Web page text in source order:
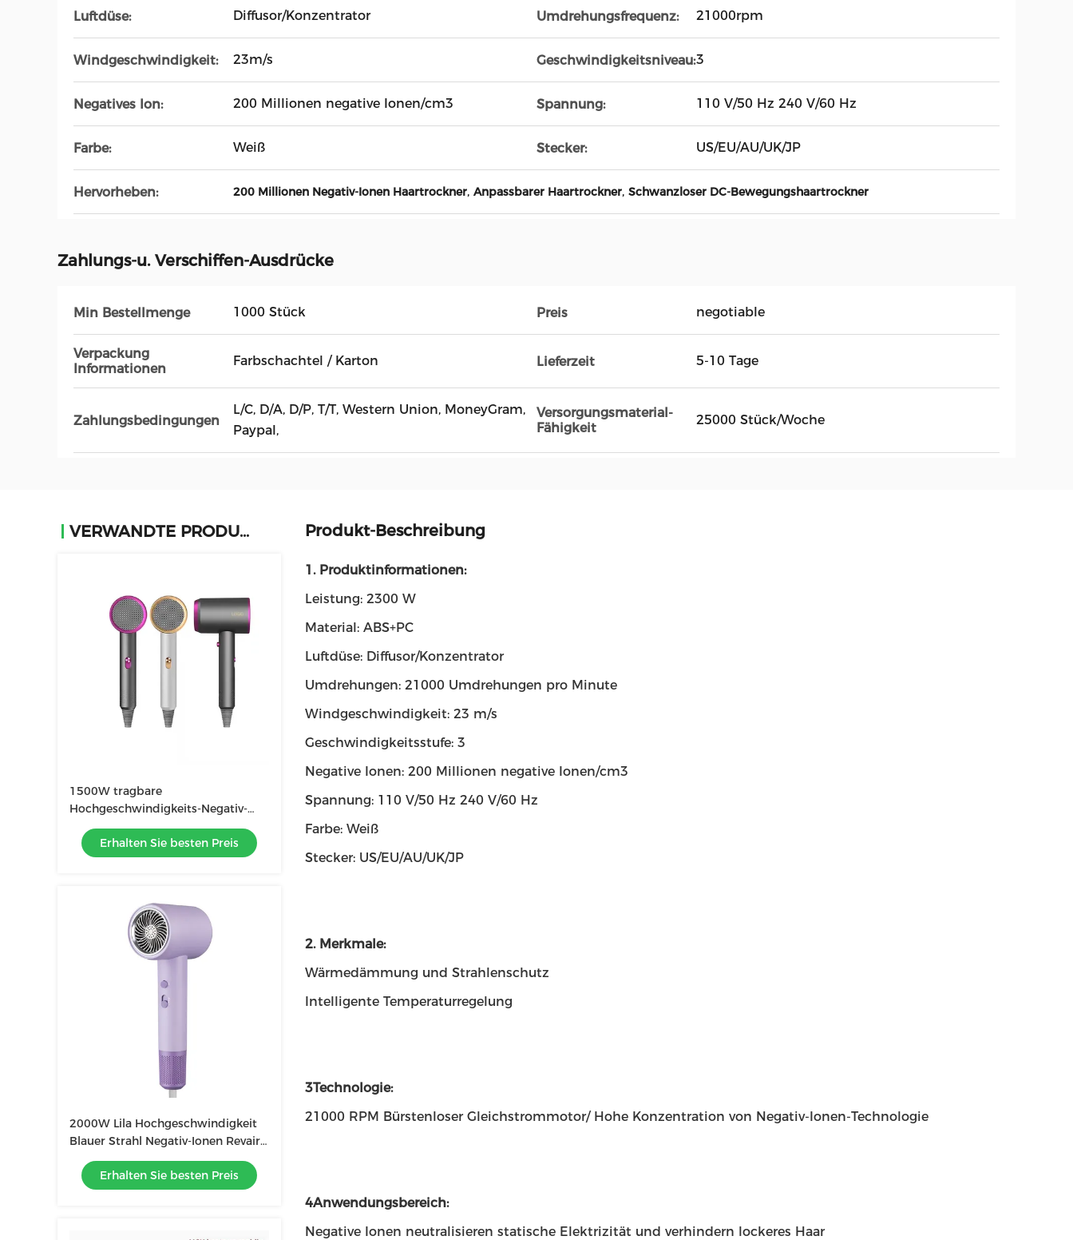
Luftdüse: Diffusor/Konzentrator Umdrehungsfrequenz: 21000rpm
Windgeschwindigkeit: 23m/s Geschwindigkeitsniveau:3
Negatives Ion: 200 Millionen negative Ionen/cm3 Spannung: 110 V/50 Hz 240 V/60 Hz
Farbe: Weiß Stecker: US/EU/AU/UK/JP
Hervorheben: 200 Millionen Negativ-Ionen Haartrockner, Anpassbarer Haartrockner, Schwanzloser DC-Bewegungshaartrockner
Zahlungs-u. Verschiffen-Ausdrücke
Min Bestellmenge 1000 Stück Preis negotiable
Verpackung
Informationen
Farbschachtel / Karton Lieferzeit 5-10 Tage
Zahlungsbedingungen
L/C, D/A, D/P, T/T, Western Union, MoneyGram,
Paypal,
Versorgungsmaterial-
Fähigkeit
25000 Stück/Woche
VERWANDTE PRODUKTE
1500W tragbare
Hochgeschwindigkeits-Negativ-
Ionen-Haartrockner Revair
Elektrische Haartrockner für Heim-
Strahllos-Profis
Erhalten Sie besten Preis
2000W Lila Hochgeschwindigkeit
Blauer Strahl Negativ-Ionen Revair
Haartrockner Temperatur für den
Haushalt einstellbar
Erhalten Sie besten Preis
Produkt-Beschreibung
1. Produktinformationen:
Leistung: 2300 W
Material: ABS+PC
Luftdüse: Diffusor/Konzentrator
Umdrehungen: 21000 Umdrehungen pro Minute
Windgeschwindigkeit: 23 m/s
Geschwindigkeitsstufe: 3
Negative Ionen: 200 Millionen negative Ionen/cm3
Spannung: 110 V/50 Hz 240 V/60 Hz
Farbe: Weiß
Stecker: US/EU/AU/UK/JP
2. Merkmale:
Wärmedämmung und Strahlenschutz
Intelligente Temperaturregelung
3Technologie:
21000 RPM Bürstenloser Gleichstrommotor/ Hohe Konzentration von Negativ-Ionen-Technologie
4Anwendungsbereich:
Negative Ionen neutralisieren statische Elektrizität und verhindern lockeres Haar